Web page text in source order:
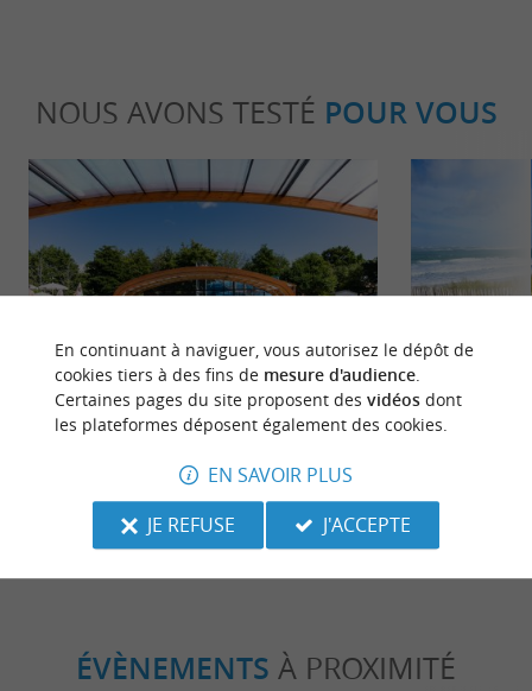
NOUS AVONS TESTÉ POUR VOUS
Camping Homair Le Soleil des Landes :
12,5 km - Lit-et-Mixe
10
ÉVÈNEMENTS À PROXIMITÉ
En continuant à naviguer, vous autorisez le dépôt de
cookies tiers à des fins de mesure d'audience.
Certaines pages du site proposent des vidéosdont
les plateformes déposent également des cookies.
EN SAVOIR PLUS
JE REFUSE
J'ACCEPTE